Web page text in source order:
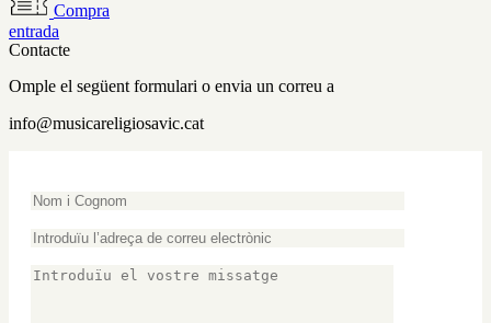
Compra
entrada
Contacte
Omple el següent formulari o envia un correu a
info@musicareligiosavic.cat